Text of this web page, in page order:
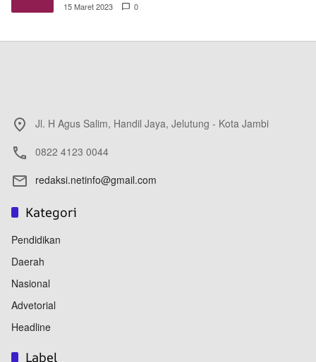
15 Maret 2023 0
Jl. H Agus Salim, Handil Jaya, Jelutung - Kota Jambi
0822 4123 0044
redaksi.netinfo@gmail.com
Kategori
Pendidikan
Daerah
Nasional
Advetorial
Headline
Label